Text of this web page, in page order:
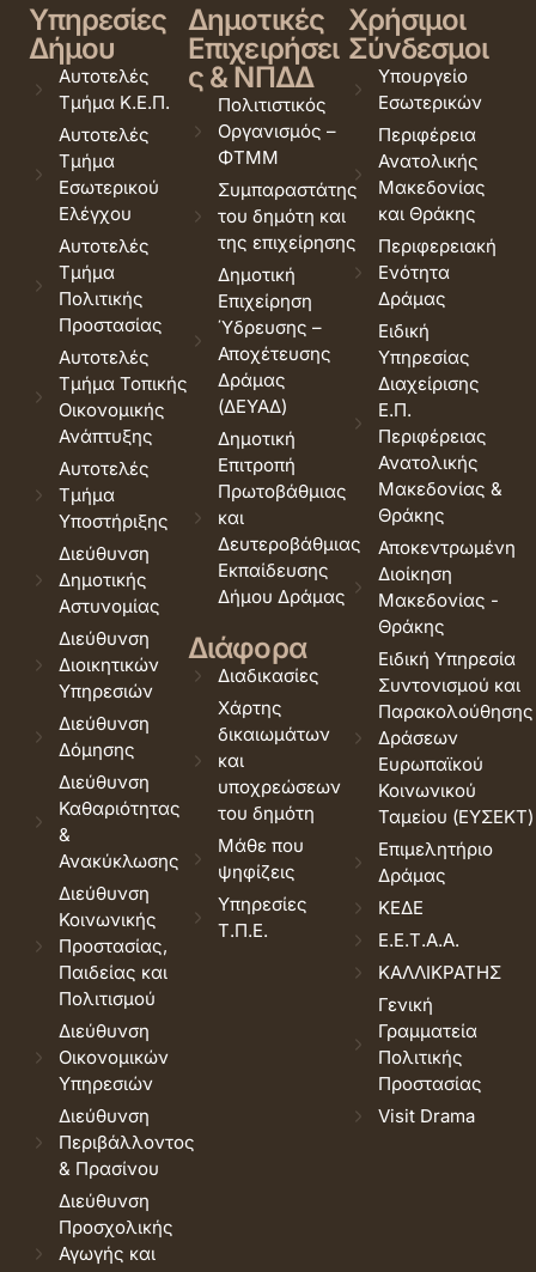
Υπηρεσίες
Δήμου
Αυτοτελές
Τμήμα Κ.Ε.Π.
Αυτοτελές
Τμήμα
Εσωτερικού
Ελέγχου
Αυτοτελές
Τμήμα
Πολιτικής
Προστασίας
Αυτοτελές
Τμήμα Τοπικής
Οικονομικής
Ανάπτυξης
Αυτοτελές
Τμήμα
Υποστήριξης
Διεύθυνση
Δημοτικής
Αστυνομίας
Διεύθυνση
Διοικητικών
Υπηρεσιών
Διεύθυνση
Δόμησης
Διεύθυνση
Καθαριότητας
&
Ανακύκλωσης
Διεύθυνση
Κοινωνικής
Προστασίας,
Παιδείας και
Πολιτισμού
Διεύθυνση
Οικονομικών
Υπηρεσιών
Διεύθυνση
Περιβάλλοντος
& Πρασίνου
Διεύθυνση
Προσχολικής
Αγωγής και
Δημοτικές
Επιχειρήσει
ς & ΝΠΔΔ
Πολιτιστικός
Οργανισμός –
ΦΤΜΜ
Συμπαραστάτης
του δημότη και
της επιχείρησης
Δημοτική
Επιχείρηση
Ύδρευσης –
Αποχέτευσης
Δράμας
(ΔΕΥΑΔ)
Δημοτική
Επιτροπή
Πρωτοβάθμιας
και
Δευτεροβάθμιας
Εκπαίδευσης
Δήμου Δράμας
Διάφορα
Διαδικασίες
Χάρτης
δικαιωμάτων
και
υποχρεώσεων
του δημότη
Μάθε που
ψηφίζεις
Υπηρεσίες
Τ.Π.Ε.
Χρήσιμοι
Σύνδεσμοι
Υπουργείο
Εσωτερικών
Περιφέρεια
Ανατολικής
Μακεδονίας
και Θράκης
Περιφερειακή
Ενότητα
Δράμας
Ειδική
Υπηρεσίας
Διαχείρισης
Ε.Π.
Περιφέρειας
Ανατολικής
Μακεδονίας &
Θράκης
Αποκεντρωμένη
Διοίκηση
Μακεδονίας -
Θράκης
Ειδική Υπηρεσία
Συντονισμού και
Παρακολούθησης
Δράσεων
Ευρωπαϊκού
Κοινωνικού
Ταμείου (ΕΥΣΕΚΤ)
Επιμελητήριο
Δράμας
ΚΕΔΕ
Ε.Ε.Τ.Α.Α.
ΚΑΛΛΙΚΡΑΤΗΣ
Γενική
Γραμματεία
Πολιτικής
Προστασίας
Visit Drama